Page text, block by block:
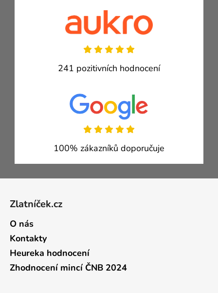
241 pozitivních hodnocení
100% zákazníků doporučuje
Zlatníček.cz
O nás
Kontakty
Heureka hodnocení
Zhodnocení mincí ČNB 2024